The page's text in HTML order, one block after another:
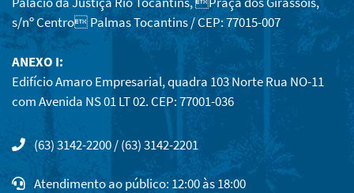
s/nº Centro Palmas Tocantins / CEP: 77015-007
ANEXO I:
Edifício Amaro Empresarial, quadra 103 Norte Rua NO-11
com Avenida NS 01 LT 02. CEP: 77001-036
(63) 3142-2200 / (63) 3142-2201
Atendimento ao público: 12:00 às 18:00